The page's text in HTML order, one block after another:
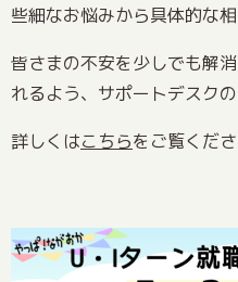
些細なお悩みから具体的な
皆さまの不安を少しでも解
れるよう、サポートデスク
詳しくはこちらをご覧くださ